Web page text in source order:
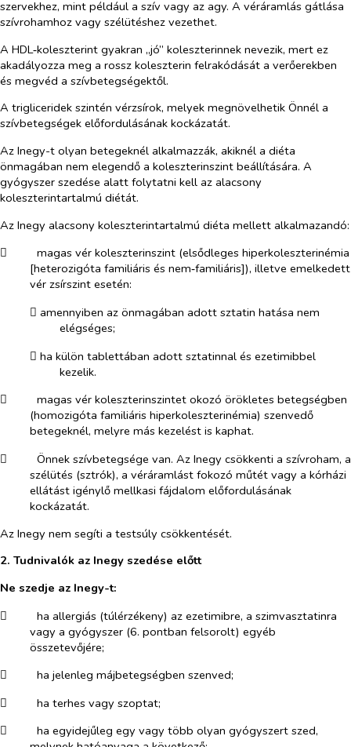
szervekhez, mint például a szív vagy az agy. A véráramlás gátlása
szívrohamhoz vagy szélütéshez vezethet.
A HDL‑koleszterint gyakran „jó” koleszterinnek nevezik, mert ez
akadályozza meg a rossz koleszterin felrakódását a verőerekben
és megvéd a szívbetegségektől.
A trigliceridek szintén vérzsírok, melyek megnövelhetik Önnél a
szívbetegségek előfordulásának kockázatát.
Az Inegy-t olyan betegeknél alkalmazzák, akiknél a diéta
önmagában nem elegendő a koleszterinszint beállítására. A
gyógyszer szedése alatt folytatni kell az alacsony
koleszterintartalmú diétát.
Az Inegy alacsony koleszterintartalmú diéta mellett alkalmazandó:
​
magas vér koleszterinszint (elsődleges hiperkoleszterinémia
[heterozigóta familiáris és nem‑familiáris]), illetve emelkedett
vér zsírszint esetén:
​ amennyiben az önmagában adott sztatin hatása nem
elégséges;
​ ha külön tablettában adott sztatinnal és ezetimibbel
kezelik.
​
magas vér koleszterinszintet okozó örökletes betegségben
(homozigóta familiáris hiperkoleszterinémia) szenvedő
betegeknél, melyre más kezelést is kaphat.
​
Önnek szívbetegsége van. Az Inegy csökkenti a szívroham, a
szélütés (sztrók), a véráramlást fokozó műtét vagy a kórházi
ellátást igénylő mellkasi fájdalom előfordulásának
kockázatát.
Az Inegy nem segíti a testsúly csökkentését.
2. Tudnivalók az Inegy szedése előtt
Ne szedje az Inegy-t:
​
ha allergiás (túlérzékeny) az ezetimibre, a szimvasztatinra
vagy a gyógyszer (6. pontban felsorolt) egyéb
összetevőjére;
​
ha jelenleg májbetegségben szenved;
​
ha terhes vagy szoptat;
​
ha egyidejűleg egy vagy több olyan gyógyszert szed,